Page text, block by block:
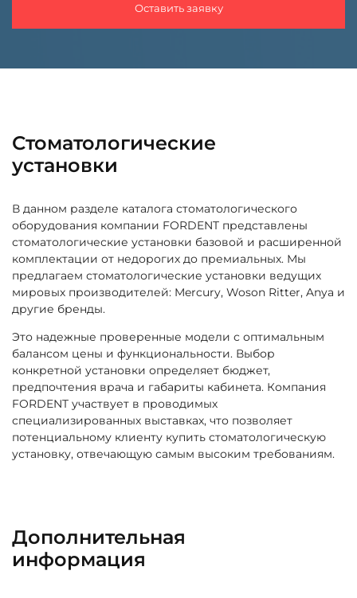
Оставить заявку
Стоматологические
установки
В данном разделе каталога стоматологического
оборудования компании FORDENT представлены
стоматологические установки базовой и расширенной
комплектации от недорогих до премиальных. Мы
предлагаем стоматологические установки ведущих
мировых производителей: Mercury, Woson Ritter, Anya и
другие бренды.
Это надежные проверенные модели с оптимальным
балансом цены и функциональности. Выбор
конкретной установки определяет бюджет,
предпочтения врача и габариты кабинета. Компания
FORDENT участвует в проводимых
специализированных выставках, что позволяет
потенциальному клиенту купить стоматологическую
установку, отвечающую самым высоким требованиям.
Дополнительная
информация